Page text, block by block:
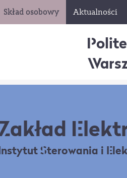
Skład osobowy Aktualności
Sterowania i